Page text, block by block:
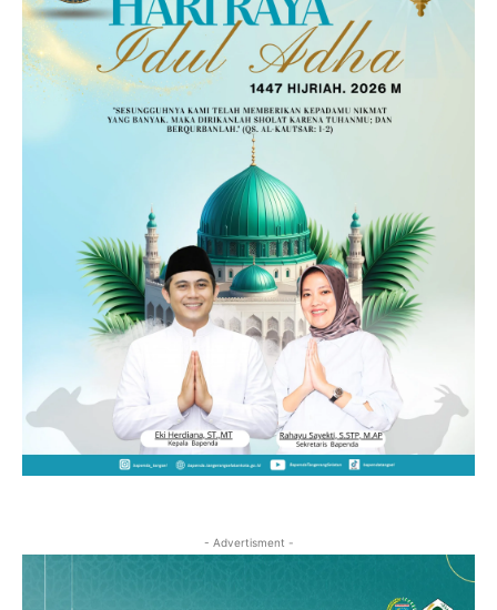
- Advertisment -